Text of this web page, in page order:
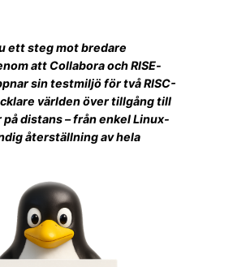
ett steg mot bredare
att Collabora och RISE-
sin testmiljö för två RISC-
världen över tillgång till
distans – från enkel Linux-
återställning av hela